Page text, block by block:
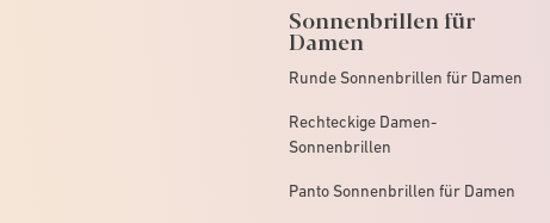
Sonnenbrillen für
Damen
Runde Sonnenbrillen für Damen
Rechteckige Damen-
Sonnenbrillen
Panto Sonnenbrillen für Damen